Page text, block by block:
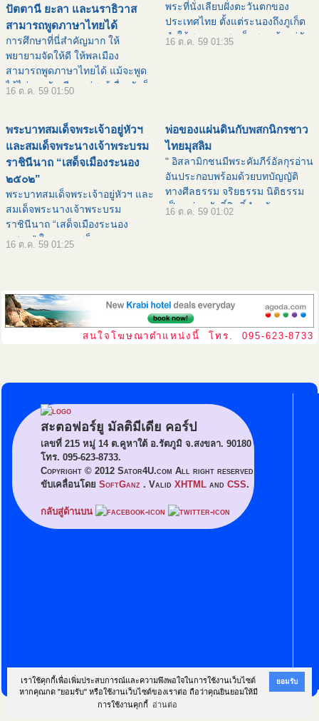
เราใช้คุกกี้เพื่อเพิ่มประสบการณ์และความพึงพอใจในการใช้งานเว็บไซต์
หากคุณกด "ยอมรับ" หรือใช้งานเว็บไซต์ของเราต่อ ถือว่าคุณยินยอมให้มี
การใช้งานคุกกี้
อ่านต่อ
ยอมรับ
ปัตตานี ยะลา และนราธิวาส
สามารถพูดภาษาไทยได้
การศึกษาที่นี่สำคัญมาก ให้
พยายามจัดให้ดี ให้พลเมือง
สามารถพูดภาษาไทยได้ แม้จะพูด
ได้ไม่มากนักเพียงแต่พอรู้เรื่องกันก็
พูดเข้าใจกันได้ เ
16 ต.ค. 59 01:50
พระที่นั่งเลียบฝั่งตะวันตกของ
ประเทศไทย ตั้งแต่ระนองถึงภูเก็ต
ทำให้พระบาทสมเด็จพระเจ้าอยู่หัว
16 ต.ค. 59 01:35
พระบาทสมเด็จพระเจ้าอยู่หัวฯ
และสมเด็จพระนางเจ้าพระบรม
ราชินีนาถ “เสด็จเมืองระนอง
๒๕๐๒”
พระบาทสมเด็จพระเจ้าอยู่หัวฯ และ
สมเด็จพระนางเจ้าพระบรม
ราชินีนาถ “เสด็จเมืองระนอง
๒๕๐๒” ในคราวเสด็จ
คำอธ
16 ต.ค. 59 01:25
พ่อของแผ่นดินกับพสกนิกรชาว
ไทยมุสลิม
" อิสลามิกชนมีพระคัมภีร์อัลกุรอ่าน
อันประกอบพร้อมด้วยบทบัญญัติ
ทางศีลธรรม จริยธรรม นิติธรรม
เป็นแม่บทศักดิ์สิทธิ์สำหรับการ
16 ต.ค. 59 01:02
สนใจโฆษณาตำแหน่งนี้ โทร. 095-623-8733
สะตอฟอร์ยู มัลติมีเดีย คอร์ป
เลขที่ 215 หมู่ 14 ต.คูหาใต้ อ.รัตภูมิ จ.สงขลา. 90180
โทร. 095-623-8733.
Copyright © 2012 Sator4U.com All right reserved
ขับเคลื่อนโดย SoftGanz . Valid XHTML and CSS.
กลับสู่ด้านบน